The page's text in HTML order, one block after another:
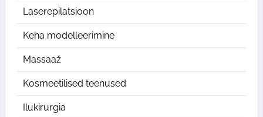
Laserepilatsioon
Keha modelleerimine
Massaaž
Kosmeetilised teenused
Ilukirurgia